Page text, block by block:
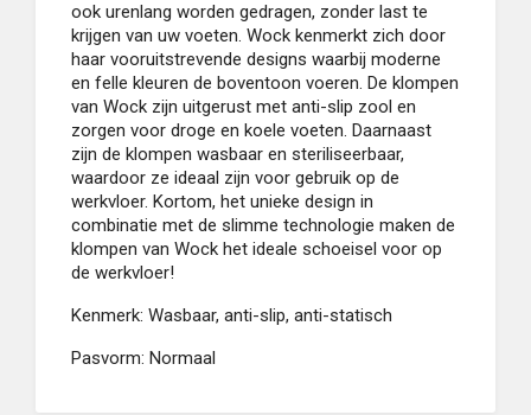
ook urenlang worden gedragen, zonder last te
krijgen van uw voeten. Wock kenmerkt zich door
haar vooruitstrevende designs waarbij moderne
en felle kleuren de boventoon voeren. De klompen
van Wock zijn uitgerust met anti-slip zool en
zorgen voor droge en koele voeten. Daarnaast
zijn de klompen wasbaar en steriliseerbaar,
waardoor ze ideaal zijn voor gebruik op de
werkvloer. Kortom, het unieke design in
combinatie met de slimme technologie maken de
klompen van Wock het ideale schoeisel voor op
de werkvloer!
Kenmerk: Wasbaar, anti-slip, anti-statisch
Pasvorm: Normaal